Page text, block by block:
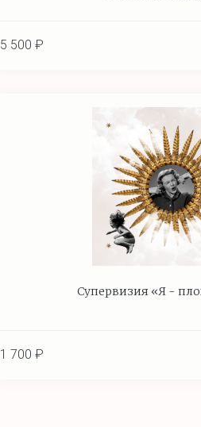
5 500 ₽
Супервизия «Я -
1 700 ₽